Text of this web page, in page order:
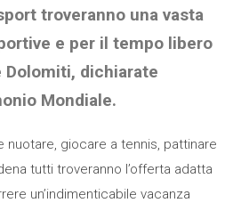
troveranno una vasta
e per il tempo libero
dichiarate
Mondiale.
nuotare, giocare a tennis, pattinare
tutti troveranno l’offerta adatta
un’indimenticabile vacanza